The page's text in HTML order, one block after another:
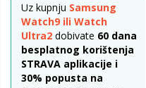
Uz kupnju Samsung
Watch9 ili Watch
Ultra2 dobivate 60 dana
besplatnog korištenja
STRAVA aplikacije i
30% popusta na